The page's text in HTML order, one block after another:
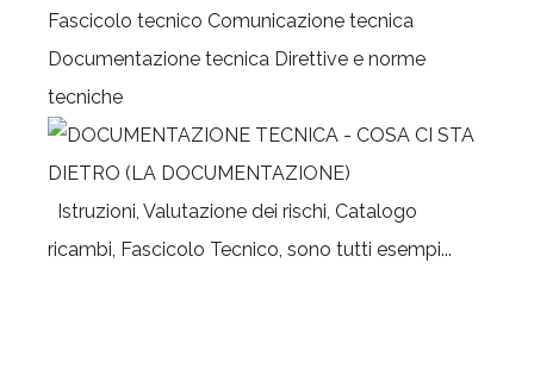
Fascicolo tecnico Comunicazione tecnica
Documentazione tecnica Direttive e norme
tecniche
Istruzioni, Valutazione dei rischi, Catalogo
ricambi, Fascicolo Tecnico, sono tutti esempi...